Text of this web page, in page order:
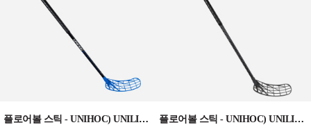
플로어볼 스틱 - UNIHOC) UNILITE PERFORMANCE MID FL 29 black 92cm / 96cm
플로어볼 스틱 - UNIHOC) UNILITE CARBSKIN FL 29 black SLIM EDT JR 92cm